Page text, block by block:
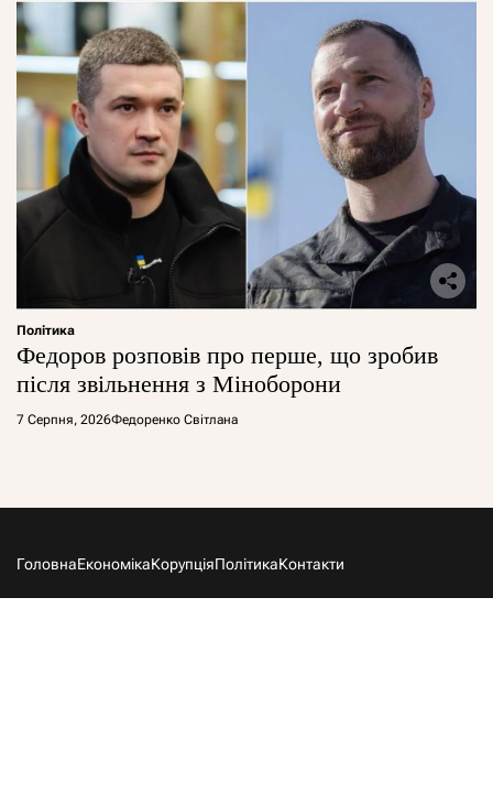
Політика
Федоров розповів про перше, що зробив
після звільнення з Міноборони
7 Серпня, 2026Федоренко Світлана
ГоловнаЕкономікаКорупціяПолітикаКонтакти